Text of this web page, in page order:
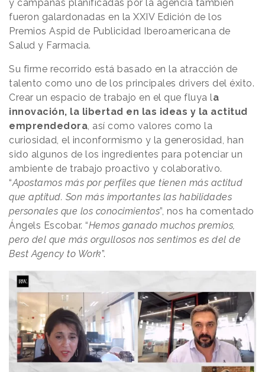
y campañas planificadas por la agencia también
fueron galardonadas en la XXIV Edición de los
Premios Aspid de Publicidad Iberoamericana de
Salud y Farmacia.
Su firme recorrido está basado en la atracción de
talento como uno de los principales drivers del éxito.
Crear un espacio de trabajo en el que fluya l a
innovación, la libertad en las ideas y la actitud
emprendedora , así como valores como la
curiosidad, el inconformismo y la generosidad, han
sido algunos de los ingredientes para potenciar un
ambiente de trabajo proactivo y colaborativo.
“Apostamos más por perfiles que tienen más actitud
que aptitud. Son más importantes las habilidades
personales que los conocimientos”, nos ha comentado
Ángels Escobar. “Hemos ganado muchos premios,
pero del que más orgullosos nos sentimos es del de
Best Agency to Work”.